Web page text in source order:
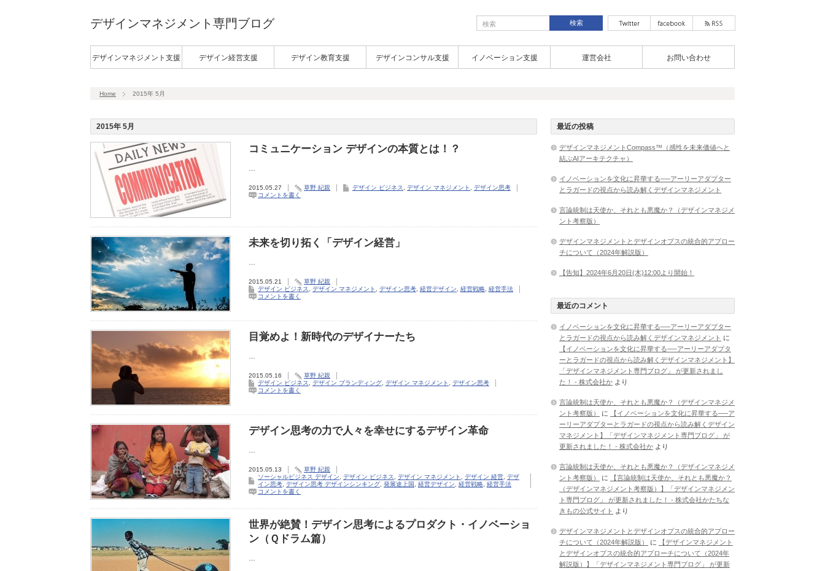
デザインマネジメント専門ブログ
デザインマネジメント支援 デザイン経営支援 デザイン教育支援 デザインコンサル支援 イノベーション支援 運営会社 お問い合わせ
Home 2015年 5月
2015年 5月
コミュニケーション デザインの本質とは！？
2015.05.27 草野 紀親 デザイン ビジネス デザイン マネジメント
デザイン思考
コメントを書く
未来を切り拓く「デザイン経営」
2015.05.21
草野 紀親
デザイン ビジネス
デザイン マネジメント デザイン思考 経営デザイン 経営戦略 経営手法
コメントを書く
目覚めよ！新時代のデザイナーたち
2015.05.16
草野 紀親
デザイン ビジネス
デザイン ブランディング デザイン マネジメント
デザイン思考
コメントを書く
デザイン思考の力で人々を幸せにするデザイン革命
2015.05.13
草野 紀親
ソーシャルビジネス デザイン
デザイン ビジネス デザイン マネジメント デザイン 経営 デザ
イン思考 デザイン思考 デザインシンキング 発展途上国 経営デザイン 経営戦略 経営手法
コメントを書く
世界が絶賛！デザイン思考によるプロダクト・イノベーショ
ン（Ｑドラム篇）
最近の投稿
デザインマネジメントCompass™（感性を未来価値へと
結ぶAIアーキテクチャ）
イノベーションを文化に昇華する──アーリーアダプター
とラガードの視点から読み解くデザインマネジメント
言論統制は天使か、それとも悪魔か？（デザインマネジメ
ント考察版）
デザインマネジメントとデザインオプスの統合的アプロー
チについて（2024年解説版）
【告知】2024年6月20日(木)12:00より開始！
最近のコメント
イノベーションを文化に昇華する──アーリーアダプター
とラガードの視点から読み解くデザインマネジメント に
【イノベーションを文化に昇華する──アーリーアダプタ
ーとラガードの視点から読み解くデザインマネジメント】
「デザインマネジメント専門ブログ」 が更新されまし
た！ - 株式会社か より
言論統制は天使か、それとも悪魔か？（デザインマネジメ
ント考察版）
に
【イノベーションを文化に昇華する──ア
ーリーアダプターとラガードの視点から読み解くデザイン
マネジメント】「デザインマネジメント専門ブログ」 が
更新されました！ - 株式会社か より
言論統制は天使か、それとも悪魔か？（デザインマネジメ
ント考察版）
に
【言論統制は天使か、それとも悪魔か？
（デザインマネジメント考察版）】「デザインマネジメン
ト専門ブログ」 が更新されました！ - 株式会社かたちな
きもの公式サイト
より
デザインマネジメントとデザインオプスの統合的アプロー
チについて（2024年解説版）
に
【デザインマネジメント
とデザインオプスの統合的アプローチについて（2024年
解説版）】「デザインマネジメント専門ブログ」 が更新